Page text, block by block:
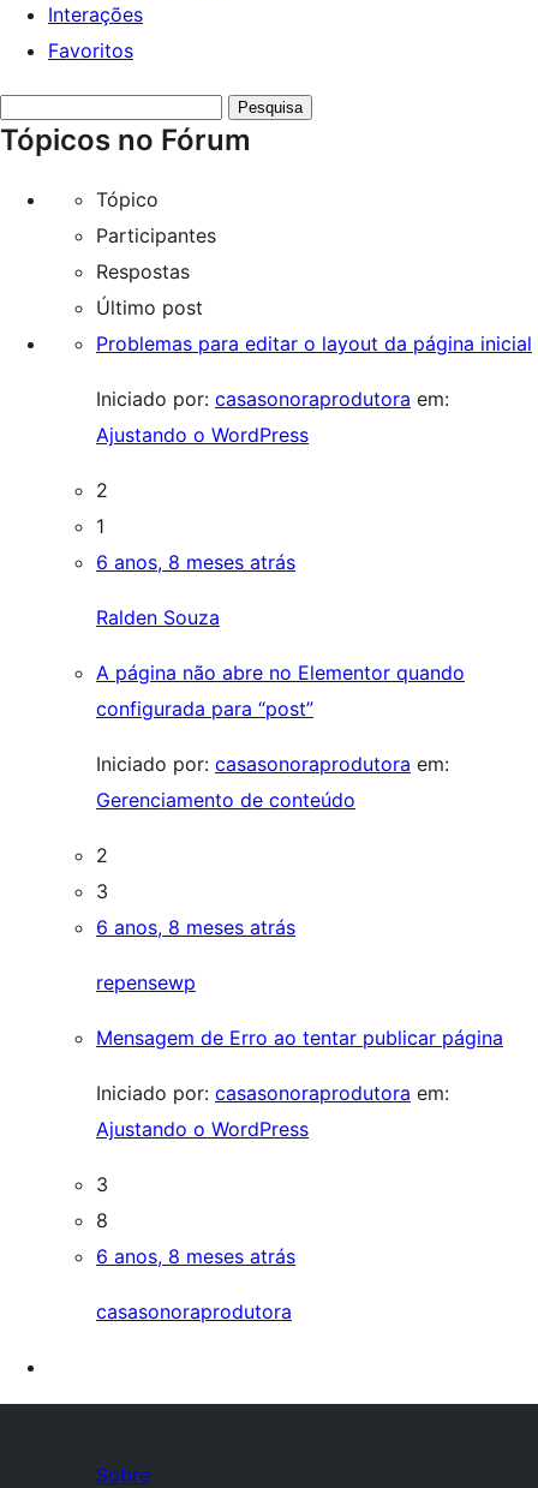
Interações
Favoritos
tópicos:
Tópicos no Fórum
Tópico
Participantes
Respostas
Último post
Problemas para editar o layout da página inicial
Iniciado por: casasonoraprodutora em:
Ajustando o WordPress
2
1
6 anos, 8 meses atrás
Ralden Souza
A página não abre no Elementor quando
configurada para “post”
Iniciado por: casasonoraprodutora em:
Gerenciamento de conteúdo
2
3
6 anos, 8 meses atrás
repensewp
Mensagem de Erro ao tentar publicar página
Iniciado por: casasonoraprodutora em:
Ajustando o WordPress
3
8
6 anos, 8 meses atrás
casasonoraprodutora
Sobre